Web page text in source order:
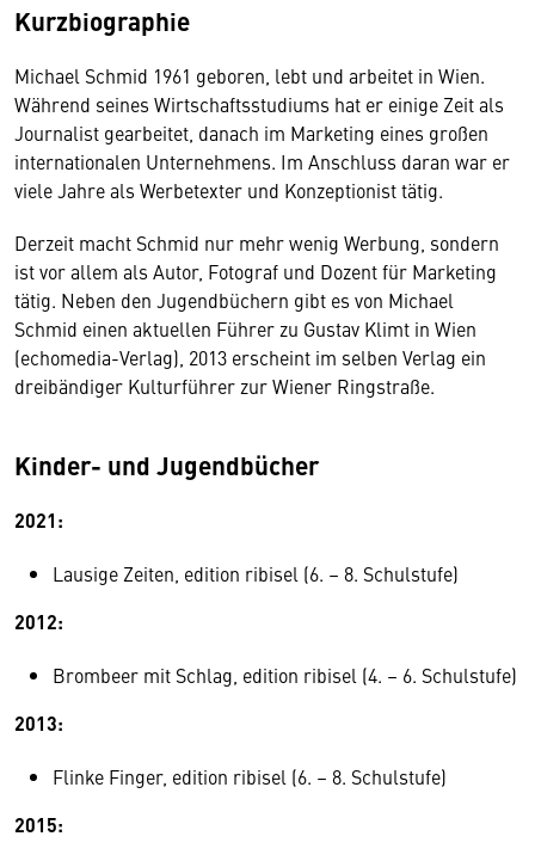
Kurzbiographie
Michael Schmid 1961 geboren, lebt und arbeitet in Wien.
Während seines Wirtschaftsstudiums hat er einige Zeit als
Journalist gearbeitet, danach im Marketing eines großen
internationalen Unternehmens. Im Anschluss daran war er
viele Jahre als Werbetexter und Konzeptionist tätig.
Derzeit macht Schmid nur mehr wenig Werbung, sondern
ist vor allem als Autor, Fotograf und Dozent für Marketing
tätig. Neben den Jugendbüchern gibt es von Michael
Schmid einen aktuellen Führer zu Gustav Klimt in Wien
(echomedia-Verlag), 2013 erscheint im selben Verlag ein
dreibändiger Kulturführer zur Wiener Ringstraße.
Kinder- und Jugendbücher
2021:
Lausige Zeiten, edition ribisel (6. – 8. Schulstufe)
2012:
Brombeer mit Schlag, edition ribisel (4. – 6. Schulstufe)
2013:
Flinke Finger, edition ribisel (6. – 8. Schulstufe)
2015: